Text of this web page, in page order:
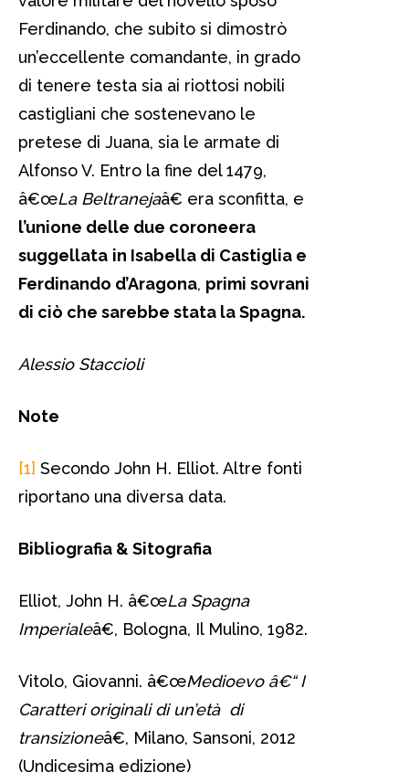
Ferdinando, che subito si dimostrò
un’eccellente comandante, in grado
di tenere testa sia ai riottosi nobili
castigliani che sostenevano le
pretese di Juana, sia le armate di
Alfonso V. Entro la fine del 1479,
â€œLa Beltranejaâ€ era sconfitta, e
l’unione delle due coroneera
suggellata in Isabella di Castiglia e
Ferdinando d’Aragona, primi sovrani
di ciò che sarebbe stata la Spagna.
Alessio Staccioli
Note
[1] Secondo John H. Elliot. Altre fonti
riportano una diversa data.
Bibliografia & Sitografia
Elliot, John H. â€œLa Spagna
Imperialeâ€, Bologna, Il Mulino, 1982.
Vitolo, Giovanni. â€œMedioevo â€“ I
Caratteri originali di un’età di
transizioneâ€, Milano, Sansoni, 2012
(Undicesima edizione)